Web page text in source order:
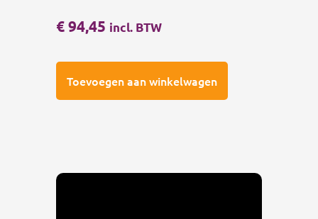
€94,45 incl. BTW
Toevoegen aan winkelwagen